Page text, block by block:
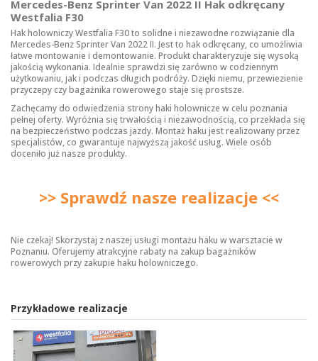
Mercedes-Benz Sprinter Van 2022 II Hak odkręcany
Westfalia F30
Hak holowniczy Westfalia F30 to solidne i niezawodne rozwiązanie dla
Mercedes-Benz Sprinter Van 2022 II. Jest to hak odkręcany, co umożliwia
łatwe montowanie i demontowanie. Produkt charakteryzuje się wysoką
jakością wykonania. Idealnie sprawdzi się zarówno w codziennym
użytkowaniu, jak i podczas długich podróży. Dzięki niemu, przewiezienie
przyczepy czy bagażnika rowerowego staje się prostsze.
Zachęcamy do odwiedzenia stronyhaki holownicze w celu poznania
pełnej oferty. Wyróżnia się trwałością i niezawodnością, co przekłada się
na bezpieczeństwo podczas jazdy. Montaż haku jest realizowany przez
specjalistów, co gwarantuje najwyższą jakość usług. Wiele osób
doceniło już nasze produkty.
>> Sprawdź nasze realizacje <<
Nie czekaj! Skorzystaj z naszej usługi montażu haku w warsztacie w
Poznaniu. Oferujemy atrakcyjne rabaty na zakup bagażników
rowerowych przy zakupie haku holowniczego.
Przykładowe realizacje